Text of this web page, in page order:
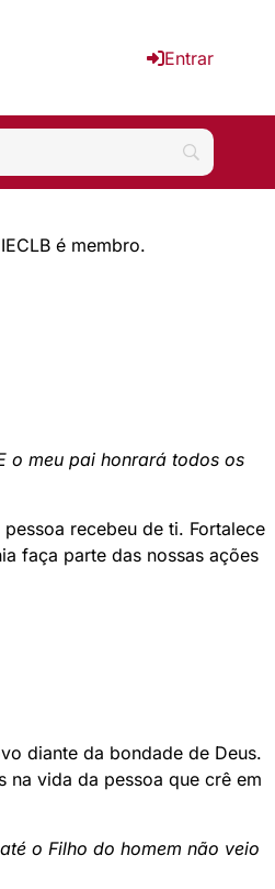
Entrar
IECLBé membro.
o meu pai honrará todos os
recebeu de ti. Fortalece
faça parte das nossas ações
diante da bondade de Deus.
na vida da pessoa que crê em
o Filho do homem não veio